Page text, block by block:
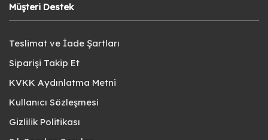
Müşteri Destek
Teslimat ve İade Şartları
Siparişi Takip Et
KVKK Aydınlatma Metni
Kullanıcı Sözleşmesi
Gizlilik Politikası